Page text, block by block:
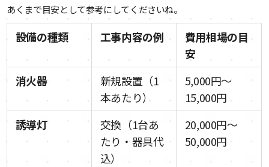
あくまで目安として参考にしてくださいね。
設備の種類 工事内容の例
費用相場の目
安
消火器
新規設置（1
本あたり）
5,000円〜
15,000円
誘導灯
交換（1台あ
たり・器具代
込）
20,000円〜
50,000円